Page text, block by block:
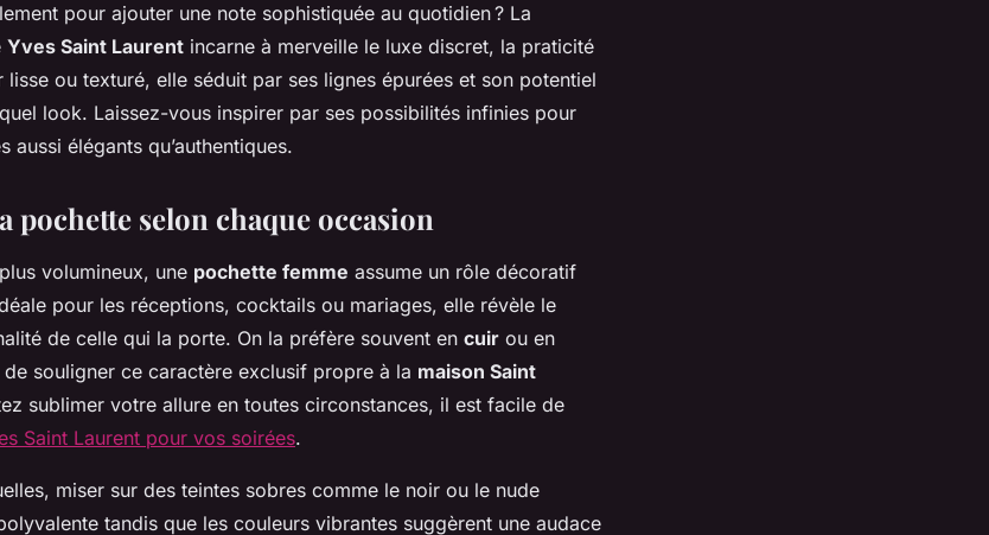
pour ajouter une note sophistiquée au quotidien ? La
Yves Saint Laurent incarne à merveille le luxe discret, la praticité
lisse ou texturé, elle séduit par ses lignes épurées et son potentiel
look. Laissez-vous inspirer par ses possibilités infinies pour
aussi élégants qu’authentiques.
pochette selon chaque occasion
volumineux, une pochette femme assume un rôle décoratif
pour les réceptions, cocktails ou mariages, elle révèle le
de celle qui la porte. On la préfère souvent en cuir ou en
souligner ce caractère exclusif propre à la maison Saint
sublimer votre allure en toutes circonstances, il est facile de
Saint Laurent pour vos soirées.
miser sur des teintes sobres comme le noir ou le nude
tandis que les couleurs vibrantes suggèrent une audace